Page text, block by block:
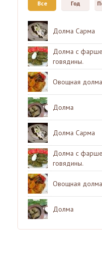
Все Год
Долма Сарма
Долма с
говядины.
Овощная долма
Долма
Долма Сарма
Долма с
говядины.
Овощная долма
Долма